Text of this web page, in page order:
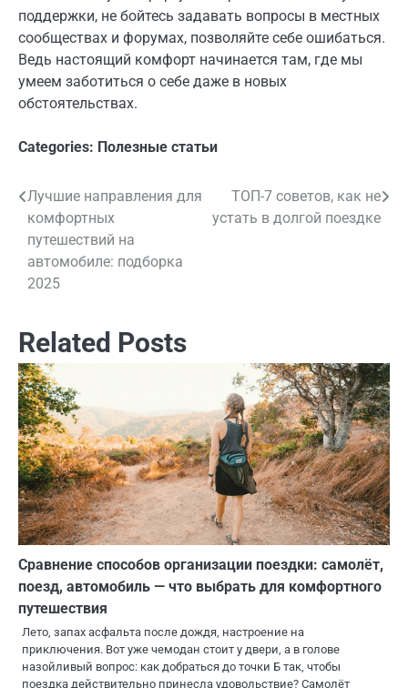
поддержки, не бойтесь задавать вопросы в местных
сообществах и форумах, позволяйте себе ошибаться.
Ведь настоящий комфорт начинается там, где мы
умеем заботиться о себе даже в новых
обстоятельствах.
Categories: Полезные статьи
Навигация
по
записям
Лучшие направления для
комфортных
путешествий на
автомобиле: подборка
2025
ТОП-7 советов, как не
устать в долгой поездке
Related Posts
Сравнение способов организации поездки: самолёт,
поезд, автомобиль — что выбрать для комфортного
путешествия
Лето, запах асфальта после дождя, настроение на
приключения. Вот уже чемодан стоит у двери, а в голове
назойливый вопрос: как добраться до точки Б так, чтобы
поездка действительно принесла удовольствие? Самолёт